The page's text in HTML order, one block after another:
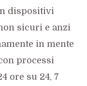
dispositivi
sicuri e anzi
in mente
processi
ore su 24, 7